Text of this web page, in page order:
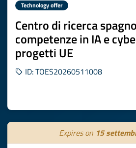
Technology offer
Centro di ricerca
competenze in IA e
progetti UE
ID: TOES20260511008
Expires on 15